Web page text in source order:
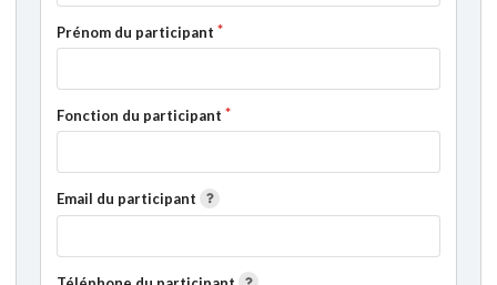
Prénom du participant
Fonction du participant
Email du participant